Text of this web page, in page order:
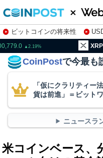
ビットコインの将来性
株特集・関連銘柄
2.19 XRP
CoinPostで今最も
「仮にクラリティー
貨は前進」＝ビット
ニュースラ
米コインベース、